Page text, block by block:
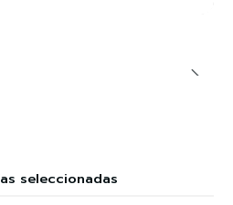
seleccionadas